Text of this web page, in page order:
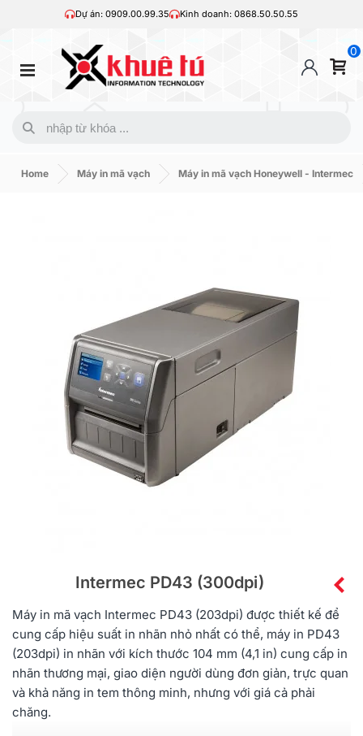
Dự án: 0909.00.99.35 Kinh doanh: 0868.50.50.55
0
Home Máy in mã vạch Máy in mã vạch Honeywell - Intermec
Intermec PD43 (300dpi)
Máy in mã vạch Intermec PD43 (203dpi) được thiết kế để
cung cấp hiệu suất in nhãn nhỏ nhất có thể, máy in PD43
(203dpi) in nhãn với kích thước 104 mm (4,1 in) cung cấp in
nhãn thương mại, giao diện người dùng đơn giản, trực quan
và khả năng in tem thông minh, nhưng với giá cả phải
chăng.